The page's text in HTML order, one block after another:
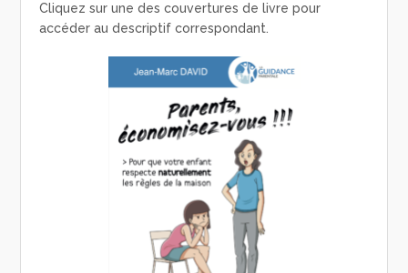
Cliquez sur une des couvertures de livre pour
accéder au descriptif correspondant.